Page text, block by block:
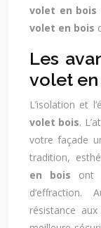
volet en bois
volet en bois
Les
volet en
L’isolation et
volet bois.
votre façade
tradition,
en bois ont
résistance